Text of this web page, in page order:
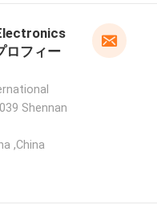
ロフィー
Shennan
,China